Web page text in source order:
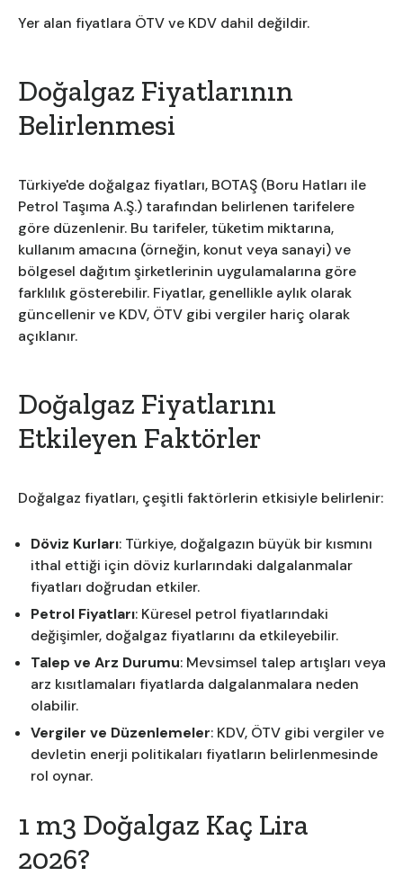
Yer alan fiyatlara ÖTV ve KDV dahil değildir.
Doğalgaz Fiyatlarının
Belirlenmesi
Türkiye'de doğalgaz fiyatları, BOTAŞ (Boru Hatları ile
Petrol Taşıma A.Ş.) tarafından belirlenen tarifelere
göre düzenlenir. Bu tarifeler, tüketim miktarına,
kullanım amacına (örneğin, konut veya sanayi) ve
bölgesel dağıtım şirketlerinin uygulamalarına göre
farklılık gösterebilir. Fiyatlar, genellikle aylık olarak
güncellenir ve KDV, ÖTV gibi vergiler hariç olarak
açıklanır.
Doğalgaz Fiyatlarını
Etkileyen Faktörler
Doğalgaz fiyatları, çeşitli faktörlerin etkisiyle belirlenir:
Döviz Kurları: Türkiye, doğalgazın büyük bir kısmını
ithal ettiği için döviz kurlarındaki dalgalanmalar
fiyatları doğrudan etkiler.
Petrol Fiyatları: Küresel petrol fiyatlarındaki
değişimler, doğalgaz fiyatlarını da etkileyebilir.
Talep ve Arz Durumu: Mevsimsel talep artışları veya
arz kısıtlamaları fiyatlarda dalgalanmalara neden
olabilir.
Vergiler ve Düzenlemeler: KDV, ÖTV gibi vergiler ve
devletin enerji politikaları fiyatların belirlenmesinde
rol oynar.
1 m3 Doğalgaz Kaç Lira
2026?